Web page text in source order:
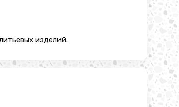
изделий.